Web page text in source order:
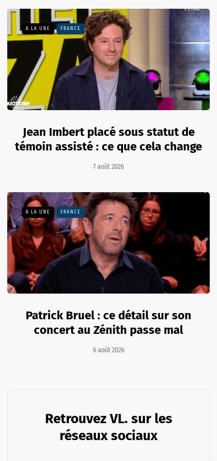
A LA UNE FRANCE
Jean Imbert placé sous statut de
témoin assisté : ce que cela change
7 août 2026
A LA UNE FRANCE
Patrick Bruel : ce détail sur son
concert au Zénith passe mal
6 août 2026
Retrouvez VL. sur les
réseaux sociaux